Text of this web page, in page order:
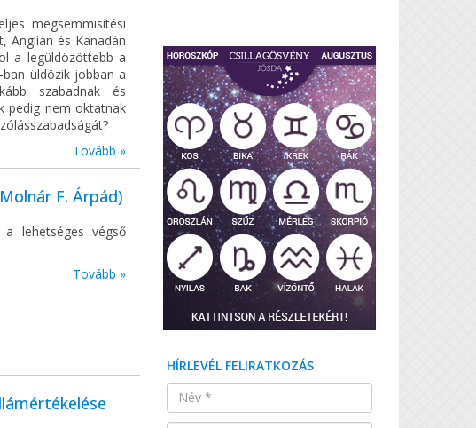
megsemmisítési
Anglián és Kanadán
a legüldözöttebb a
ban üldözik jobban a
szabadnak és
pedig nem oktatnak
Tovább »
F. Árpád)
lehetséges végső
Tovább »
HÍRLEVÉL FELIRATKOZÁS